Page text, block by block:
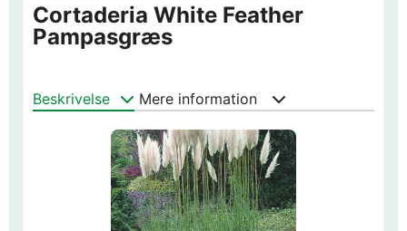
Cortaderia White Feather
Pampasgræs
Beskrivelse Mere information